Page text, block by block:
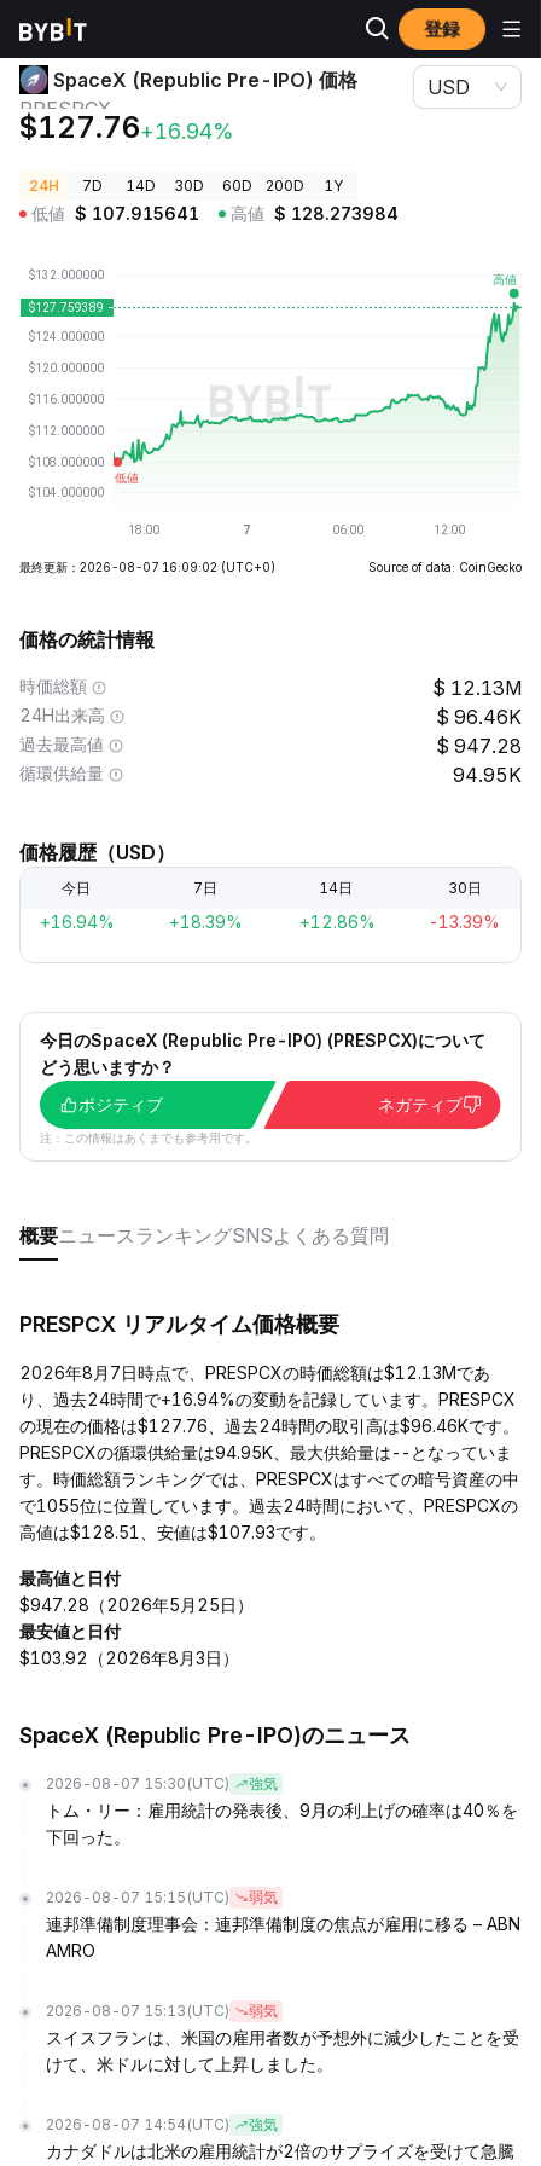
登録
暗号資産価格 SpaceX (Republic Pre-IPO) 価格 PRESPCX
SpaceX (Republic Pre-IPO) 価格
PRESPCX
$127.76+16.94%
USD
24H 7D 14D 30D 60D 200D 1Y
低値 $ 107.915641 高値 $ 128.273984
最終更新：2026-08-07 16:09:02 (UTC+0) Source of data: CoinGecko
価格の統計情報
時価総額 12.13M
24H出来高 96.46K
過去最高値 947.28
循環供給量 94.95K
価格履歴（USD）
今日 7日 14日 30日
+16.94% +18.39% +12.86% -13.39%
今日のSpaceX (Republic Pre-IPO) (PRESPCX)について
どう思いますか？
ポジティブ
ネガティブ
注：この情報はあくまでも参考用です。
概要ニュース ランキングSNSよくある質問
PRESPCX リアルタイム価格概要
2026年8月7日時点で、PRESPCXの時価総額は$12.13Mであ
り、過去24時間で+16.94%の変動を記録しています。PRESPCX
の現在の価格は$127.76、過去24時間の取引高は$96.46Kです。
PRESPCXの循環供給量は94.95K、最大供給量は--となっていま
す。時価総額ランキングでは、PRESPCXはすべての暗号資産の中
で1055位に位置しています。過去24時間において、PRESPCXの
高値は$128.51、安値は$107.93です。
最高値と日付
$947.28（2026年5月25日）
最安値と日付
$103.92（2026年8月3日）
SpaceX (Republic Pre-IPO)のニュース
2026-08-07 15:30 (UTC) 強気
トム・リー：雇用統計の発表後、9月の利上げの確率は40％を
下回った。
2026-08-07 15:15 (UTC) 弱気
連邦準備制度理事会：連邦準備制度の焦点が雇用に移る – ABN
AMRO
2026-08-07 15:13 (UTC) 弱気
スイスフランは、米国の雇用者数が予想外に減少したことを受
けて、米ドルに対して上昇しました。
2026-08-07 14:54 (UTC) 強気
カナダドルは北米の雇用統計が2倍のサプライズを受けて急騰